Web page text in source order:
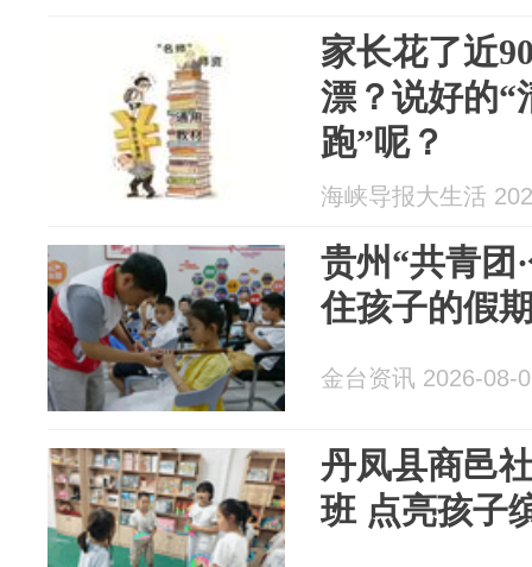
家长花了近
漂？说好的“
跑”呢？
海峡导报大生活
贵州“共青团
住孩子的假
金台资讯 2026-08-
丹凤县商邑社区 ：暖心
班 点亮孩子